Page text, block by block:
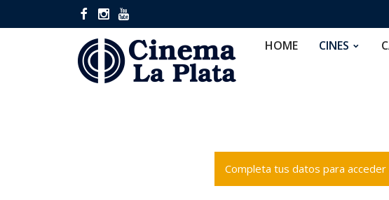
HOME CINES
Completa tus datos para acceder